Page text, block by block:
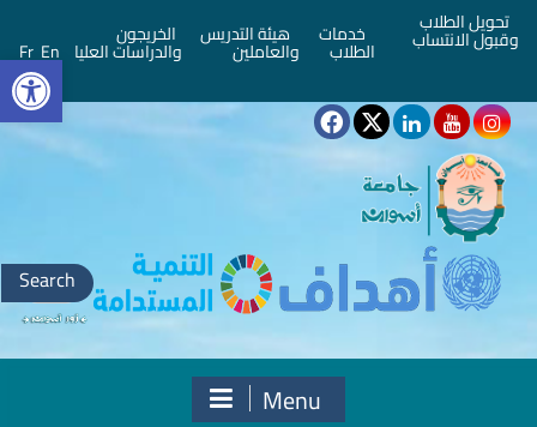
تحويل الطلاب
وقبول الانتساب خدمات
الطلاب
هيئة التدريس
والعاملين
الخريجون
والدراسات العليا En
Fr
Search
for:
Menu